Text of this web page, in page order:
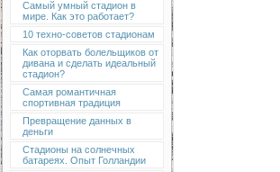
Самый умный стадион в
мире. Как это работает?
10 техно-советов стадионам
Как оторвать болельщиков от
дивана и сделать идеальный
стадион?
Самая романтичная
спортивная традиция
Превращение данных в
деньги
Стадионы на солнечных
батареях. Опыт Голландии